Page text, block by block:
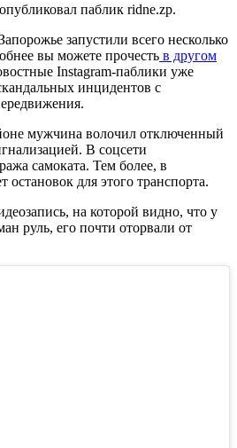
паблик ridne.zp.
запустили всего несколько
вы можете прочесть в другом
Instagram-паблики уже
инцидентов с
мужчина волочил отключенный
В соцсети
самоката. Тем более, в
для этого транспорта.
на которой видно, что у
руль, его почти оторвали от